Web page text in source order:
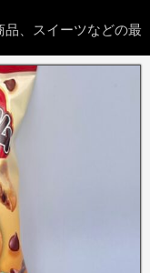
、スイーツなどの最